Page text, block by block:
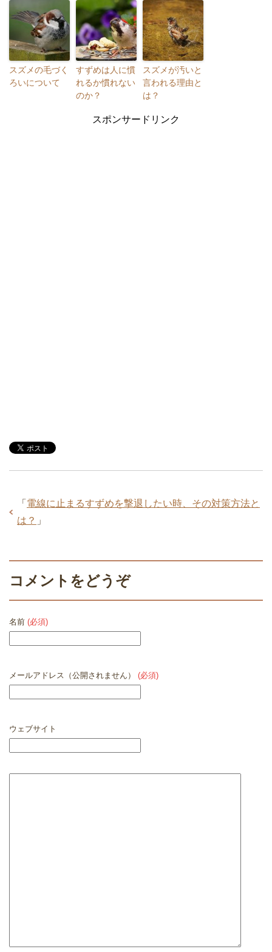
スズメの毛づく
ろいについて
すずめは人に慣
れるか慣れない
のか？
スズメが汚いと
言われる理由と
は？
スポンサードリンク
「 電線に止まるすずめを撃退したい時、その対策方法と
は？ 」
コメントをどうぞ
名前 (必須)
メールアドレス（公開されません） (必須)
ウェブサイト